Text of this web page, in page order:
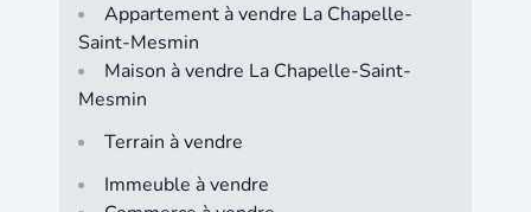
Appartement à vendre La Chapelle-
Saint-Mesmin
Maison à vendre La Chapelle-Saint-
Mesmin
Terrain à vendre
Immeuble à vendre